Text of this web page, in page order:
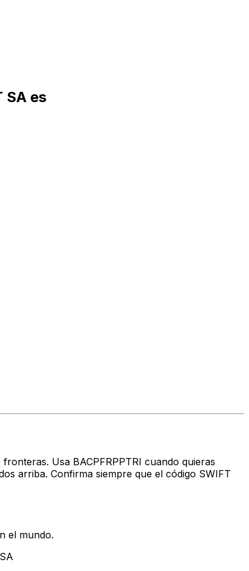
SA es
Usa BACPFRPPTRI cuando quieras
arriba. Confirma siempre que el código SWIFT
el mundo.